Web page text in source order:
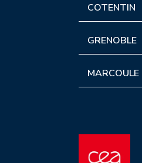
COTENTIN
GRENOBLE
MARCOULE